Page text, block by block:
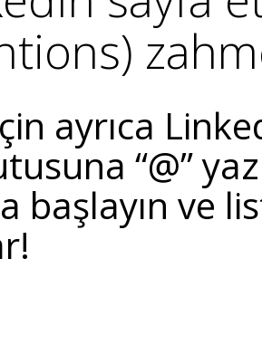
ayrıca
“@”
başlayın ve